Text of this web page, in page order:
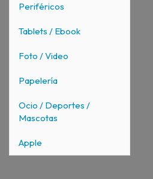
Periféricos
Tablets / Ebook
Foto / Video
Papelería
Ocio / Deportes /
Mascotas
Apple